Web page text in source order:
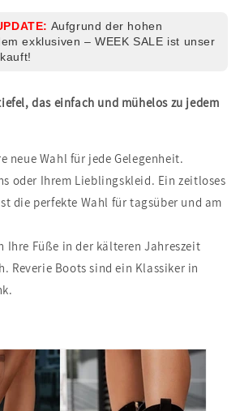
Aufgrund der hohen
exklusiven – WEEK SALE ist unser
das einfach und mühelos zu jedem
neue Wahl für jede Gelegenheit.
oder Ihrem Lieblingskleid. Ein zeitloses
die perfekte Wahl für tagsüber und am
Ihre Füße in der kälteren Jahreszeit
Reverie Boots sind ein Klassiker in